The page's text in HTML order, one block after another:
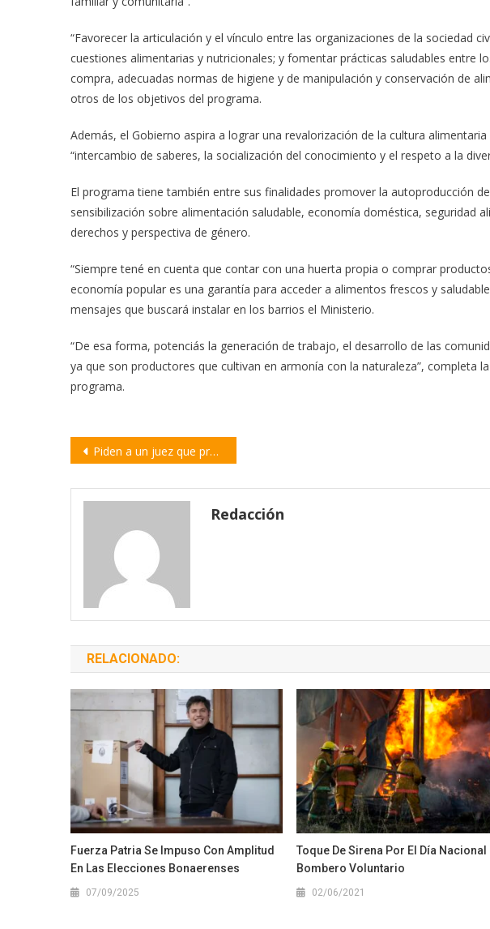
“Favorecer la articulación y el vínculo entre las organizaciones de la sociedad
cuestiones alimentarias y nutricionales; y fomentar prácticas saludables entre
compra, adecuadas normas de higiene y de manipulación y conservación de
otros de los objetivos del programa.
Además, el Gobierno aspira a lograr una revalorización de la cultura
“intercambio de saberes, la socialización del conocimiento y el respeto a la
El programa tiene también entre sus finalidades promover la autoproducción
sensibilización sobre alimentación saludable, economía doméstica, seguridad
derechos y perspectiva de género.
“Siempre tené en cuenta que contar con una huerta propia o comprar
economía popular es una garantía para acceder a alimentos frescos y
mensajes que buscará instalar en los barrios el Ministerio.
“De esa forma, potenciás la generación de trabajo, el desarrollo de las
ya que son productores que cultivan en armonía con la naturaleza”, completa
programa.
Navegación
entradas
Piden a un juez que prohíba maquinaria y ganado en las islas
Redacción
RELACIONADO:
Fuerza Patria Se Impuso Con Amplitud
En Las Elecciones Bonaerenses
07/09/2025
Toque De Sirena Por El Día Nacional
Bombero Voluntario
02/06/2021